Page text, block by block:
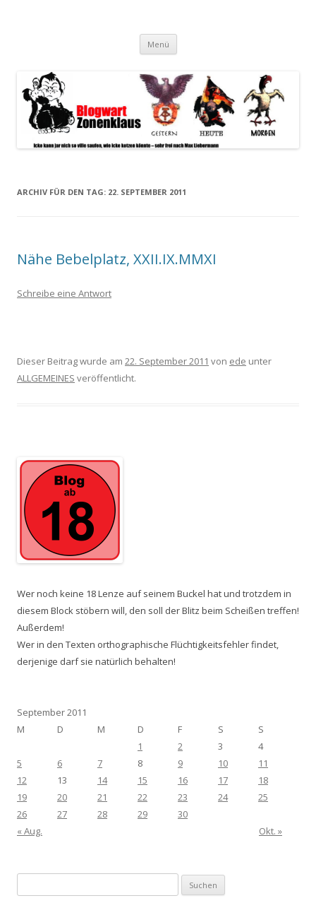
spiegeln im wesentlichen den Gesundheitszustand dieser unserer
Menü Zum
springen
ARCHIV FÜR DEN TAG: 22. SEPTEMBER 2011
Nähe Bebelplatz, XXII.IX.MMXI
Schreibe eine Antwort
Dieser Beitrag wurde am 22. September 2011 von ede unter
ALLGEMEINES veröffentlicht.
Wer noch keine 18 Lenze auf seinem Buckel hat und trotzdem in
diesem Block stöbern will, den soll der Blitz beim Scheißen treffen!
Außerdem!
Wer in den Texten orthographische Flüchtigkeitsfehler findet,
derjenige darf sie natürlich behalten!
September 2011
M
D M D F S
S
1
2 3
4
5
6 7 8 9 10
11
12
13 14 15 16 17
18
19
20 21 22 23 24
25
26
27 28 29
30
« Aug.
Okt. »
nach: